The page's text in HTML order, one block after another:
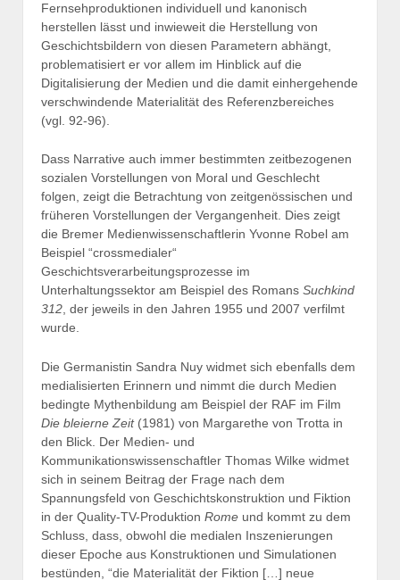
Fernsehproduktionen individuell und kanonisch
herstellen lässt und inwieweit die Herstellung von
Geschichtsbildern von diesen Parametern abhängt,
problematisiert er vor allem im Hinblick auf die
Digitalisierung der Medien und die damit einhergehende
verschwindende Materialität des Referenzbereiches
(vgl. 92-96).
Dass Narrative auch immer bestimmten zeitbezogenen
sozialen Vorstellungen von Moral und Geschlecht
folgen, zeigt die Betrachtung von zeitgenössischen und
früheren Vorstellungen der Vergangenheit. Dies zeigt
die Bremer Medienwissenschaftlerin Yvonne Robel am
Beispiel “crossmedialer“
Geschichtsverarbeitungsprozesse im
Unterhaltungssektor am Beispiel des Romans Suchkind
312, der jeweils in den Jahren 1955 und 2007 verfilmt
wurde.
Die Germanistin Sandra Nuy widmet sich ebenfalls dem
medialisierten Erinnern und nimmt die durch Medien
bedingte Mythenbildung am Beispiel der RAF im Film
Die bleierne Zeit(1981) von Margarethe von Trotta in
den Blick. Der Medien- und
Kommunikationswissenschaftler Thomas Wilke widmet
sich in seinem Beitrag der Frage nach dem
Spannungsfeld von Geschichtskonstruktion und Fiktion
in der Quality-TV-Produktion Rome und kommt zu dem
Schluss, dass, obwohl die medialen Inszenierungen
dieser Epoche aus Konstruktionen und Simulationen
bestünden, “die Materialität der Fiktion […] neue